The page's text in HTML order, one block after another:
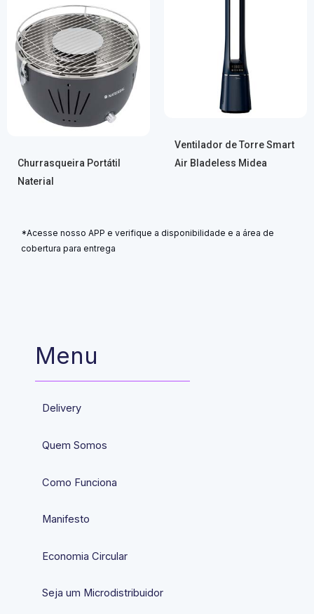
Ventilador de Torre Smart
Air Bladeless Midea
Churrasqueira Portátil
Naterial
*Acesse nosso APP e verifique a disponibilidade e a área de
cobertura para entrega
Menu
Delivery
Quem Somos
Como Funciona
Manifesto
Economia Circular
Seja um Microdistribuidor